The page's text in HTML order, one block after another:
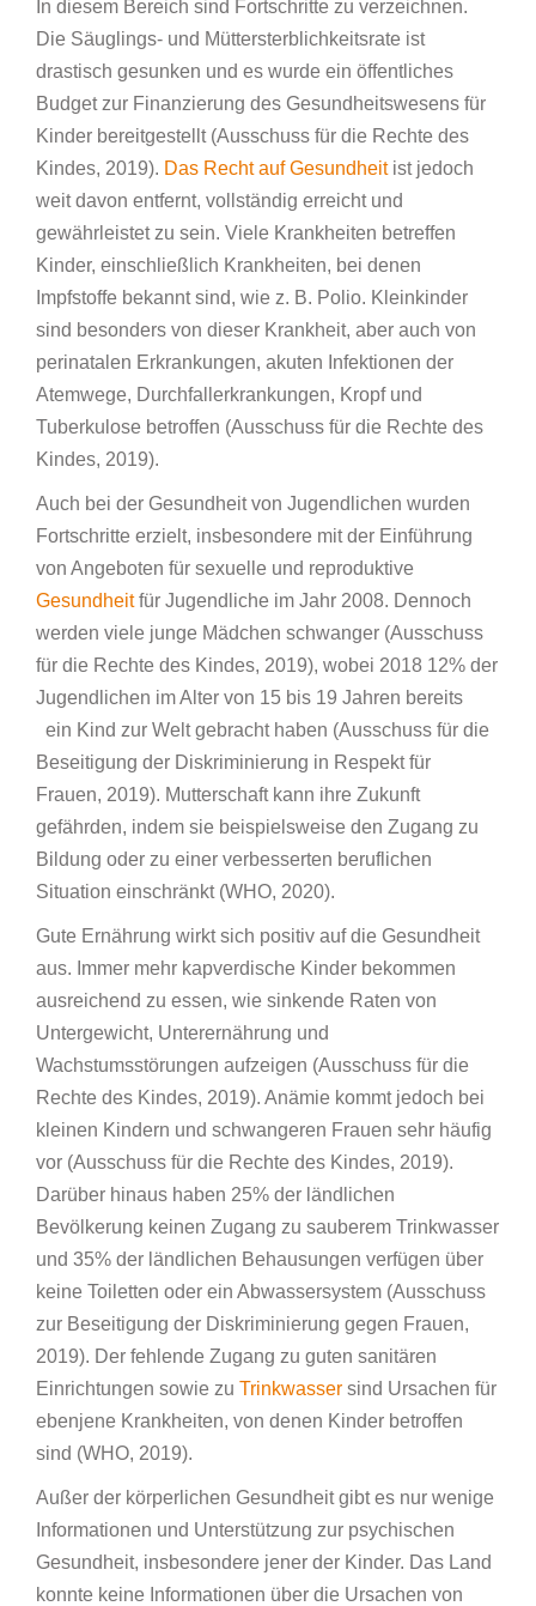
In diesem Bereich sind Fortschritte zu verzeichnen.
Die Säuglings- und Müttersterblichkeitsrate ist
drastisch gesunken und es wurde ein öffentliches
Budget zur Finanzierung des Gesundheitswesens für
Kinder bereitgestellt (Ausschuss für die Rechte des
Kindes, 2019). Das Recht auf Gesundheitist jedoch
weit davon entfernt, vollständig erreicht und
gewährleistet zu sein. Viele Krankheiten betreffen
Kinder, einschließlich Krankheiten, bei denen
Impfstoffe bekannt sind, wie z. B. Polio. Kleinkinder
sind besonders von dieser Krankheit, aber auch von
perinatalen Erkrankungen, akuten Infektionen der
Atemwege, Durchfallerkrankungen, Kropf und
Tuberkulose betroffen (Ausschuss für die Rechte des
Kindes, 2019).
Auch bei der Gesundheit von Jugendlichen wurden
Fortschritte erzielt, insbesondere mit der Einführung
von Angeboten für sexuelle und reproduktive
Gesundheitfür Jugendliche im Jahr 2008. Dennoch
werden viele junge Mädchen schwanger (Ausschuss
für die Rechte des Kindes, 2019), wobei 2018 12% der
Jugendlichen im Alter von 15 bis 19 Jahren bereits
ein Kind zur Welt gebracht haben (Ausschuss für die
Beseitigung der Diskriminierung in Respekt für
Frauen, 2019). Mutterschaft kann ihre Zukunft
gefährden, indem sie beispielsweise den Zugang zu
Bildung oder zu einer verbesserten beruflichen
Situation einschränkt (WHO, 2020).
Gute Ernährung wirkt sich positiv auf die Gesundheit
aus. Immer mehr kapverdische Kinder bekommen
ausreichend zu essen, wie sinkende Raten von
Untergewicht, Unterernährung und
Wachstumsstörungen aufzeigen (Ausschuss für die
Rechte des Kindes, 2019). Anämie kommt jedoch bei
kleinen Kindern und schwangeren Frauen sehr häufig
vor (Ausschuss für die Rechte des Kindes, 2019).
Darüber hinaus haben 25% der ländlichen
Bevölkerung keinen Zugang zu sauberem Trinkwasser
und 35% der ländlichen Behausungen verfügen über
keine Toiletten oder ein Abwassersystem (Ausschuss
zur Beseitigung der Diskriminierung gegen Frauen,
2019). Der fehlende Zugang zu guten sanitären
Einrichtungen sowie zu Trinkwasser sind Ursachen für
ebenjene Krankheiten, von denen Kinder betroffen
sind (WHO, 2019).
Außer der körperlichen Gesundheit gibt es nur wenige
Informationen und Unterstützung zur psychischen
Gesundheit, insbesondere jener der Kinder. Das Land
konnte keine Informationen über die Ursachen von